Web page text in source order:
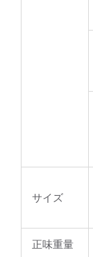
サイズ
正味重量